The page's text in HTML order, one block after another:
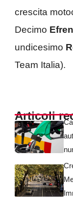
crescita
Decimo
undicesimo
Team Italia).
Articoli